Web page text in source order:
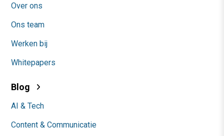
Over ons
Ons team
Werken bij
Whitepapers
Blog
AI & Tech
Content & Communicatie